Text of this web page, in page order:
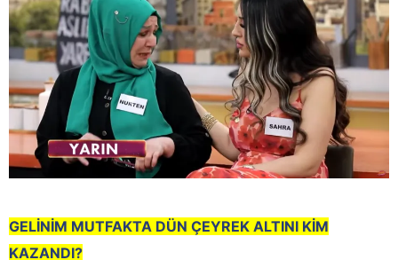
GELİNİM MUTFAKTA DÜN ÇEYREK ALTINI KİM
KAZANDI?